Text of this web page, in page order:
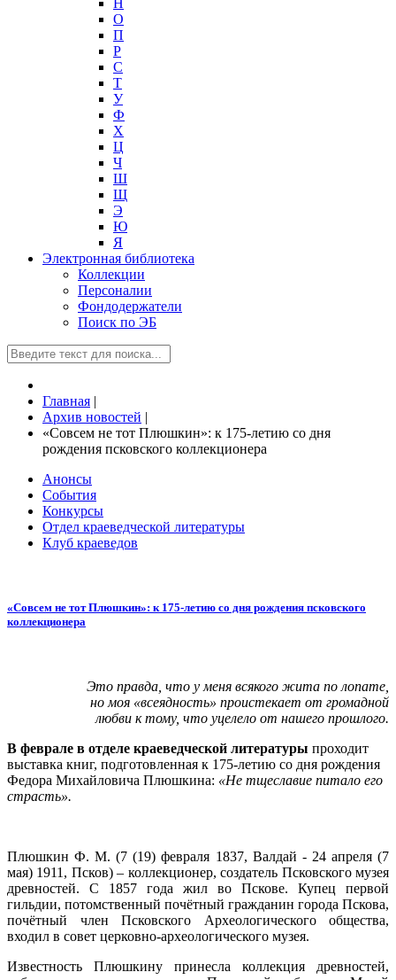
Н
О
П
Р
С
Т
У
Ф
Х
Ц
Ч
Ш
Щ
Э
Ю
Я
Электронная библиотека
Коллекции
Персоналии
Фондодержатели
Поиск по ЭБ
Главная |
Архив новостей |
«Совсем не тот Плюшкин»: к 175-летию со дня
рождения псковского коллекционера
Анонсы
События
Конкурсы
Отдел краеведческой литературы
Клуб краеведов
«Совсем не тот Плюшкин»: к 175-летию со дня рождения псковского
коллекционера
Это правда, что у меня всякого жита по лопате,
но моя «всеядность» проистекает от громадной
любви к тому, что уцелело от нашего прошлого.
В феврале в отделе краеведческой литературы проходит
выставка книг, подготовленная к 175-летию со дня рождения
Федора Михайловича Плюшкина: «Не тщеславие питало его
страсть».
Плюшкин Ф. М. (7 (19) февраля 1837, Валдай - 24 апреля (7
мая) 1911, Псков) – коллекционер, создатель Псковского музея
древностей. С 1857 года жил во Пскове. Купец первой
гильдии, потомственный почётный гражданин города Пскова,
почётный член Псковского Археологического общества,
входил в совет церковно-археологического музея.
Известность Плюшкину принесла коллекция древностей,